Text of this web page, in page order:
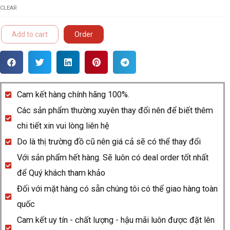
CLEAR
Add to cart Order
Cam kết hàng chính hãng 100%.
Các sản phẩm thường xuyên thay đổi nên để biết thêm
chi tiết xin vui lòng liên hệ
Do là thị trường đồ cũ nên giá cả sẽ có thể thay đổi
Với sản phẩm hết hàng. Sẽ luôn có deal order tốt nhất
để Quý khách tham khảo
Đối với mặt hàng có sẵn chúng tôi có thể giao hàng toàn
quốc
Cam kết uy tín - chất lượng - hậu mãi luôn được đặt lên